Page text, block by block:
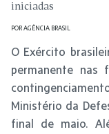
iniciadas
PORAGÊNCIA BRASIL
O Exército
permanente nas
Ministério da
final de maio.